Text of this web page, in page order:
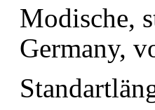
Modische,
Germany,